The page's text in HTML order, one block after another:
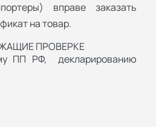
вправе заказать
на товар.
ПРОВЕРКЕ
ПП РФ, декларированию